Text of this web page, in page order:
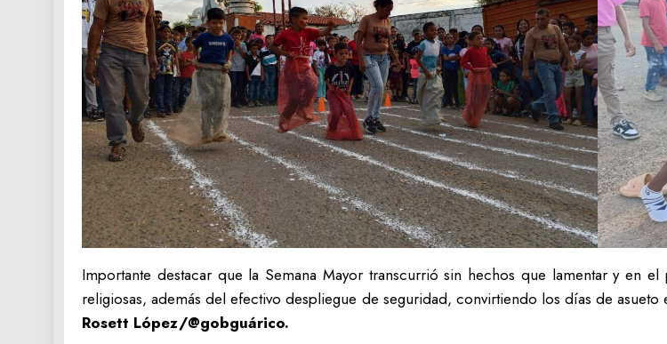
Importante destacar que la Semana Mayor transcurrió sin hechos que lamentar y en
religiosas, además del efectivo despliegue de seguridad, convirtiendo los días de
Rosett López/@gobguárico.